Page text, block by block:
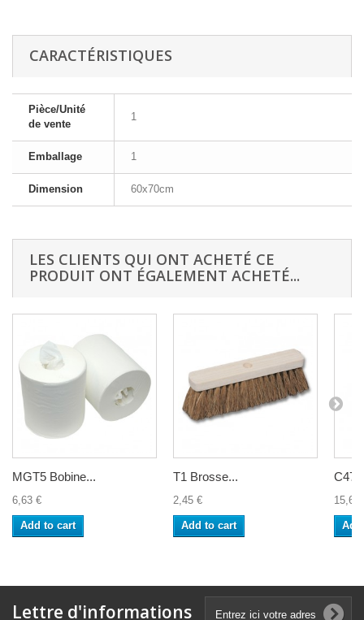
CARACTÉRISTIQUES
Pièce/Unité
de vente
1
Emballage 1
Dimension 60x70cm
LES CLIENTS QUI ONT ACHETÉ CE
PRODUIT ONT ÉGALEMENT ACHETÉ...
MGT5 Bobine...
6,63 €
Add to cart
T1 Brosse...
2,45 €
Add to cart
C47
15,60
Lettre d'informations